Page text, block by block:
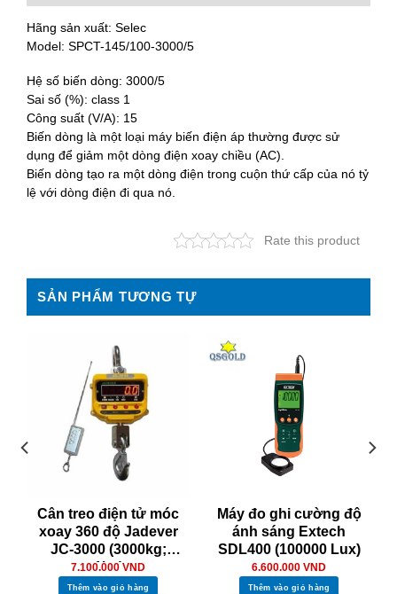
Hãng sản xuất: Selec
Model: SPCT-145/100-3000/5
Hệ số biến dòng: 3000/5
Sai số (%): class 1
Công suất (V/A): 15
Biến dòng là một loại máy biến điện áp thường được sử
dụng để giảm một dòng điện xoay chiều (AC).
Biến dòng tạo ra một dòng điện trong cuộn thứ cấp của nó tỷ
lệ với dòng điện đi qua nó.
Rate this product
SẢN PHẨM TƯƠNG TỰ
Cân treo điện tử móc
xoay 360 độ Jadever
JC-3000 (3000kg;
1kg)
7.100.000 VND
Thêm vào giỏ hàng
Máy đo ghi cường độ
ánh sáng Extech
SDL400 (100000 Lux)
6.600.000 VND
Thêm vào giỏ hàng